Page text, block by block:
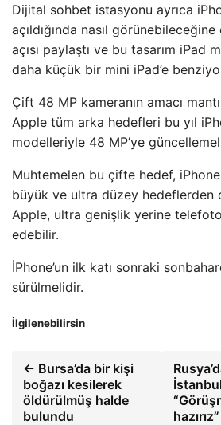
Dijital sohbet istasyonu ayrıca
açıldığında nasıl
açısı paylaştı ve bu tasarım iPad
daha küçük bir mini iPad’e
Çift 48 MP kameranın amacı
Apple tüm arka hedefleri bu yıl
modelleriyle 48 MP’ye
Muhtemelen bu çifte hedef,
büyük ve ultra düzey hedeflerden
Apple, ultra genişlik yerine
edebilir.
İPhone’un ilk katı sonraki
sürülmelidir.
İlgilenebilirsin
← Bursa’da bir kişi
boğazı kesilerek
öldürülmüş halde
bulundu